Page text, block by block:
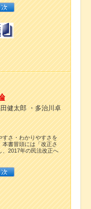
健太郎 ・多治川卓
すさ・わかりやすさを
本書冒頭には「改正さ
、2017年の民法改正へ